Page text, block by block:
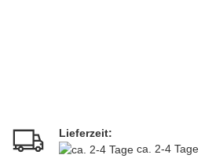
Lieferzeit:
ca. 2-4 Tage